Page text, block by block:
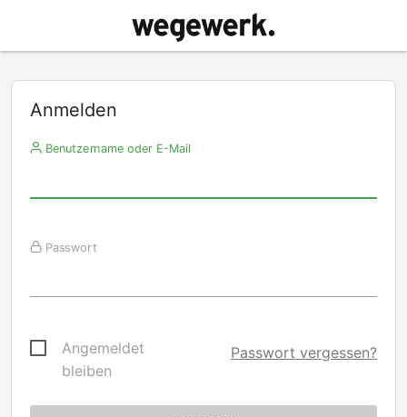
Anmelden
Benutzername oder E-Mail
Passwort
Angemeldet
bleiben
Passwort vergessen?